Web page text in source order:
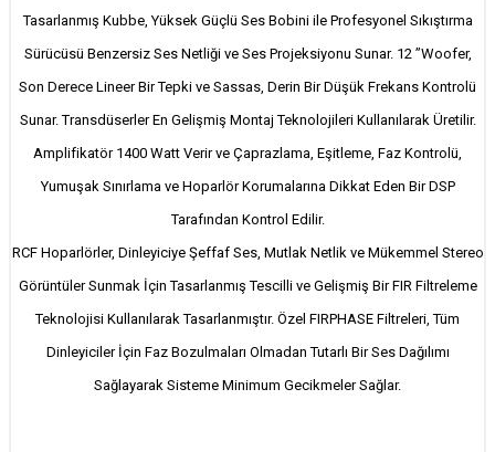
Tasarlanmış Kubbe, Yüksek Güçlü Ses Bobini ile Profesyonel Sıkıştırma
Sürücüsü Benzersiz Ses Netliği ve Ses Projeksiyonu Sunar. 12 ”Woofer,
Son Derece Lineer Bir Tepki ve Sassas, Derin Bir Düşük Frekans Kontrolü
Sunar. Transdüserler En Gelişmiş Montaj Teknolojileri Kullanılarak Üretilir.
Amplifikatör 1400 Watt Verir ve Çaprazlama, Eşitleme, Faz Kontrolü,
Yumuşak Sınırlama ve Hoparlör Korumalarına Dikkat Eden Bir DSP
Tarafından Kontrol Edilir.
RCF Hoparlörler, Dinleyiciye Şeffaf Ses, Mutlak Netlik ve Mükemmel Stereo
Görüntüler Sunmak İçin Tasarlanmış Tescilli ve Gelişmiş Bir FIR Filtreleme
Teknolojisi Kullanılarak Tasarlanmıştır. Özel FIRPHASE Filtreleri, Tüm
Dinleyiciler İçin Faz Bozulmaları Olmadan Tutarlı Bir Ses Dağılımı
Sağlayarak Sisteme Minimum Gecikmeler Sağlar.